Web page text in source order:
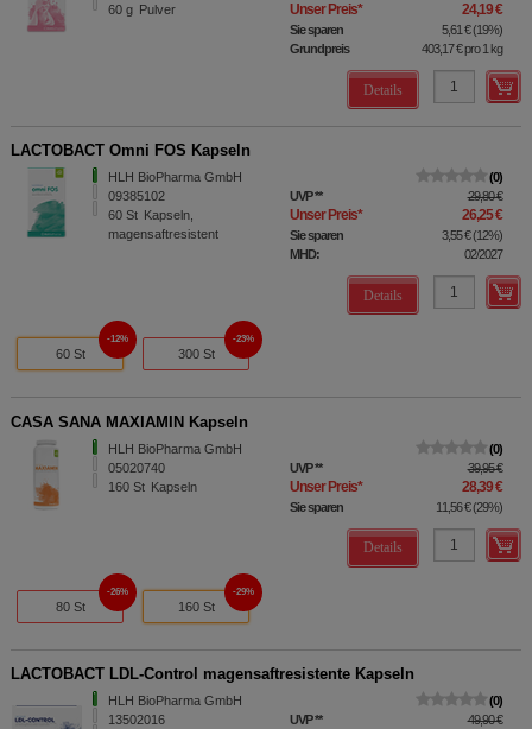
60 g Pulver Unser Preis* 24,19 €
Sie sparen 5,61 €(19%)
Grundpreis
403,17 €pro 1 kg
Details
LACTOBACT Omni FOS Kapseln
HLH BioPharma GmbH
09385102
60 St
Kapseln,
magensaftresistent
0
UVP** 29,80 €
Unser Preis* 26,25 €
Sie sparen 3,55 €(12%)
MHD:
02/2027
Details
60 St
12%
300 St
23%
CASA SANA MAXIAMIN Kapseln
HLH BioPharma GmbH
05020740
160 St Kapseln
0
UVP** 39,95 €
Unser Preis* 28,39 €
Sie sparen 11,56 €(29%)
Details
80 St
26%
160 St
29%
LACTOBACT LDL-Control magensaftresistente Kapseln
HLH BioPharma GmbH
13502016
0
UVP** 49,90 €